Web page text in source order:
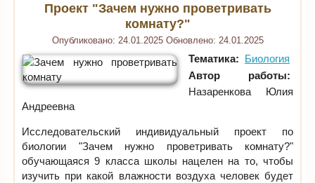
Проект "Зачем нужно проветривать
комнату?"
Опубликовано: 24.01.2025 Обновлено: 24.01.2025
Тематика: Биология
Автор работы:
Назаренкова Юлия
Андреевна
Исследовательский индивидуальный проект по
биологии "Зачем нужно проветривать комнату?"
обучающаяся 9 класса школы нацелен на то, чтобы
изучить при какой влажности воздуха человек будет